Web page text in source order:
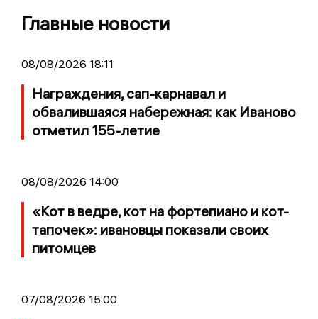
Главные новости
08/08/2026 18:11
Награждения, сап-карнавал и
обвалившаяся набережная: как Иваново
отметил 155-летие
08/08/2026 14:00
«Кот в ведре, кот на фортепиано и кот-
тапочек»: ивановцы показали своих
питомцев
07/08/2026 15:00